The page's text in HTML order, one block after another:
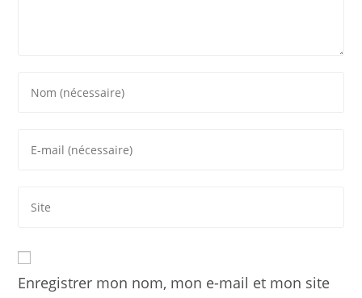
Enregistrer mon nom, mon e-mail et mon site